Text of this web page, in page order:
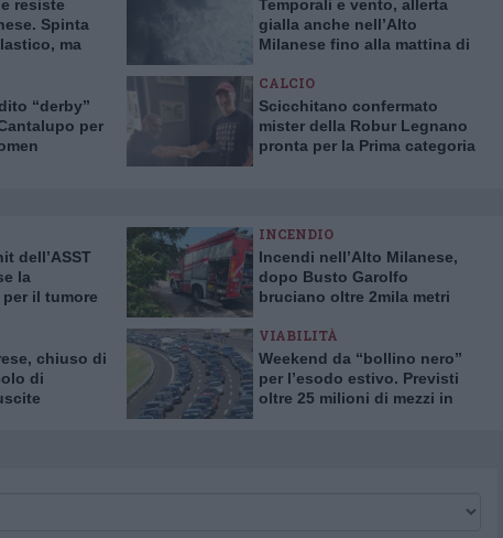
resiste
Spinta
ma
Temporali e vento, allerta
gialla anche nell’Alto
Milanese fino alla mattina di
“derby”
per
CALCIO
Scicchitano confermato
mister della Robur Legnano
pronta per la Prima categoria
dell’ASST
la
il tumore
INCENDIO
Incendi nell’Alto Milanese,
dopo Busto Garolfo
bruciano oltre 2mila metri
chiuso di
di
VIABILITÀ
Weekend da “bollino nero”
per l’esodo estivo. Previsti
oltre 25 milioni di mezzi in